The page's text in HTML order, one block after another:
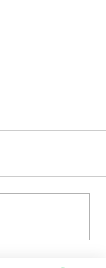
３月３
水際対